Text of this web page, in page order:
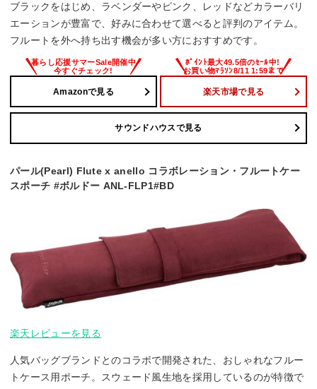
ブラックをはじめ、ラベンダーやピンク、レッドなどカラーバリ
エーションが豊富で、好みに合わせて選べると評判のアイテム。
フルートを外へ持ち出す機会が多い方におすすめです。
Amazonで見る 楽天市場で見る
サウンドハウスで見る
パール(Pearl) Flute x anello コラボレーション・フルートケー
スポーチ #ボルドー ANL-FLP1#BD
楽天レビューを見る
人気バッグブランドとのコラボで開発された、おしゃれなフルー
トケース用ポーチ。スウェード風生地を採用しているのが特徴で